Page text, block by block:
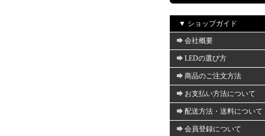
▼ ショップガイド
会社概要
LEDの選び方
商品のご注文方法
お支払い方法について
配送方法・送料について
会員登録について